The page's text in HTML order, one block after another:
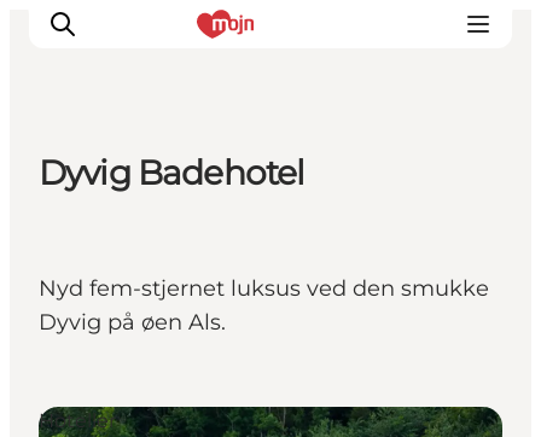
Det sker
Overnatning
Planlæg din ferie
Dyvig Badehotel
Nyd fem-stjernet luksus ved den smukke
Dyvig på øen Als.
Hoteller